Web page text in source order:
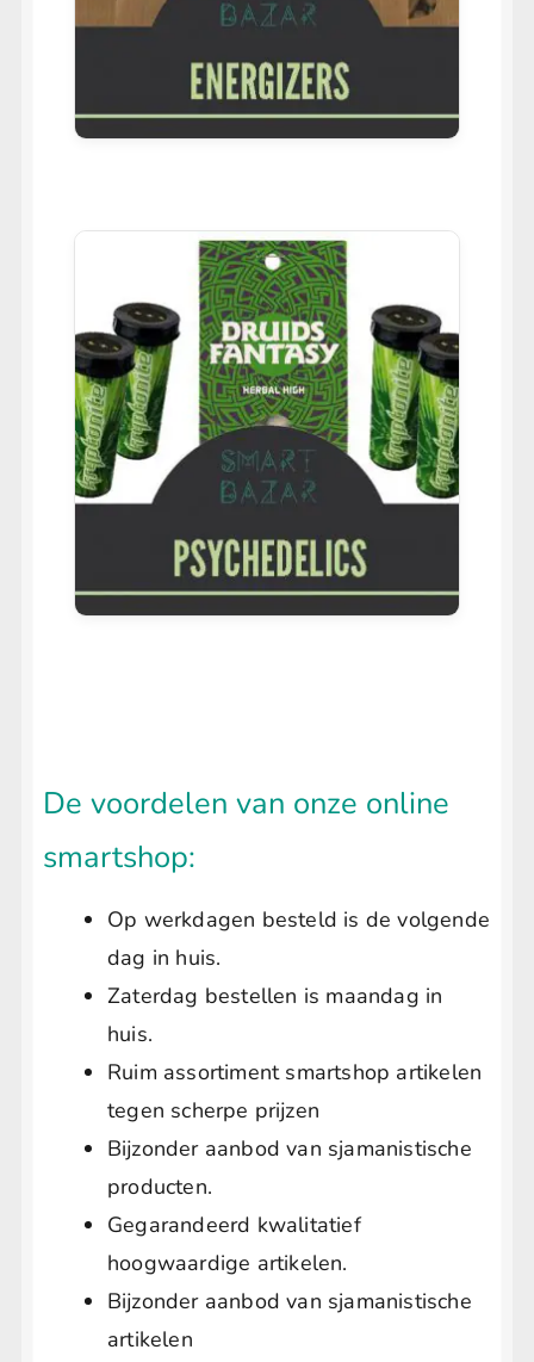
De voordelen van onze online
smartshop:
Op werkdagen besteld is de volgende
dag in huis.
Zaterdag bestellen is maandag in
huis.
Ruim assortiment smartshop artikelen
tegen scherpe prijzen
Bijzonder aanbod van sjamanistische
producten.
Gegarandeerd kwalitatief
hoogwaardige artikelen.
Bijzonder aanbod van sjamanistische
artikelen